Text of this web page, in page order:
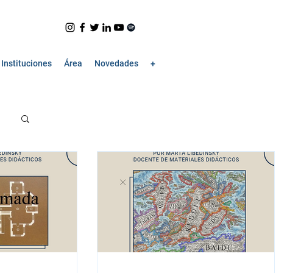
Instituciones Área Novedades +